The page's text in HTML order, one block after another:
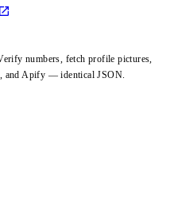
numbers, fetch profile pictures,
and Apify — identical JSON.